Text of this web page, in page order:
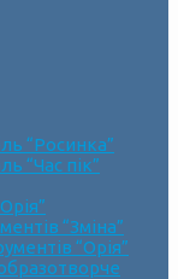
“Росинка”
“Час пік”
“Зміна”
“Орія”